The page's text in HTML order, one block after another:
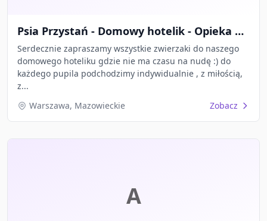
Psia Przystań - Domowy hotelik - Opieka nad zwierzętami
Serdecznie zapraszamy wszystkie zwierzaki do naszego
domowego hoteliku gdzie nie ma czasu na nudę :) do
każdego pupila podchodzimy indywidualnie , z miłością,
z...
Warszawa, Mazowieckie
Zobacz
A